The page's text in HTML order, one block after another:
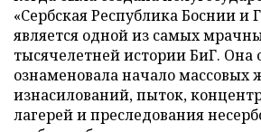
«Сербская Республика Боснии и
является одной из самых
тысячелетней истории БиГ. Она
ознаменовала начало массовых
изнасилований, пыток,
лагерей и преследования